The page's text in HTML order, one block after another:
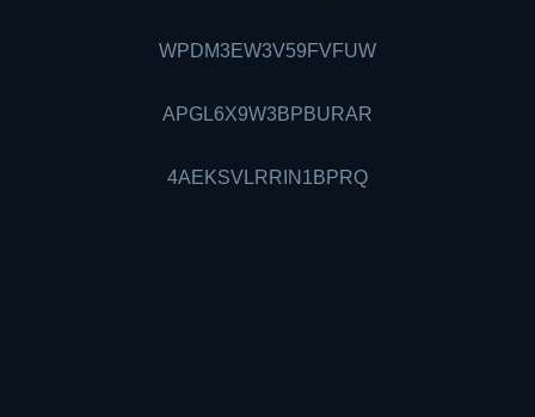
WPDM3EW3V59FVFUW
APGL6X9W3BPBURAR
4AEKSVLRRIN1BPRQ